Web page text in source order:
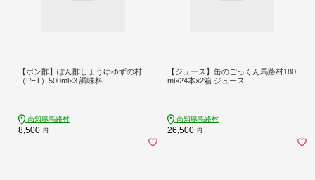
【ポン酢】ぽん酢しょうゆゆずの村
（PET）500ml×3 調味料
高知県馬路村
8,500 円
【ジュース】缶のごっくん馬路村180
ml×24本×2箱 ジュース
高知県馬路村
26,500 円